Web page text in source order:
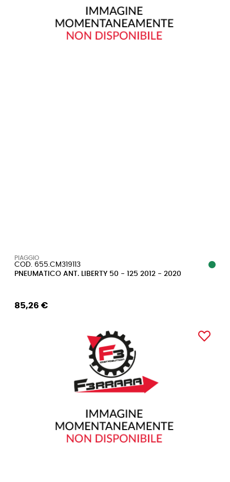
PIAGGIO
COD. 655.CM319113
PNEUMATICO ANT. LIBERTY 50 - 125 2012 - 2020
85,26 €